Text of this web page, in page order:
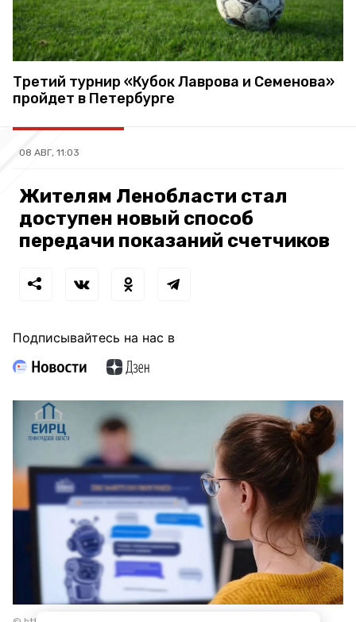
Третий турнир «Кубок Лаврова и Семенова»
пройдет в Петербурге
08 АВГ, 11:03
Жителям Ленобласти стал
доступен новый способ
передачи показаний счетчиков
Подписывайтесь на нас в